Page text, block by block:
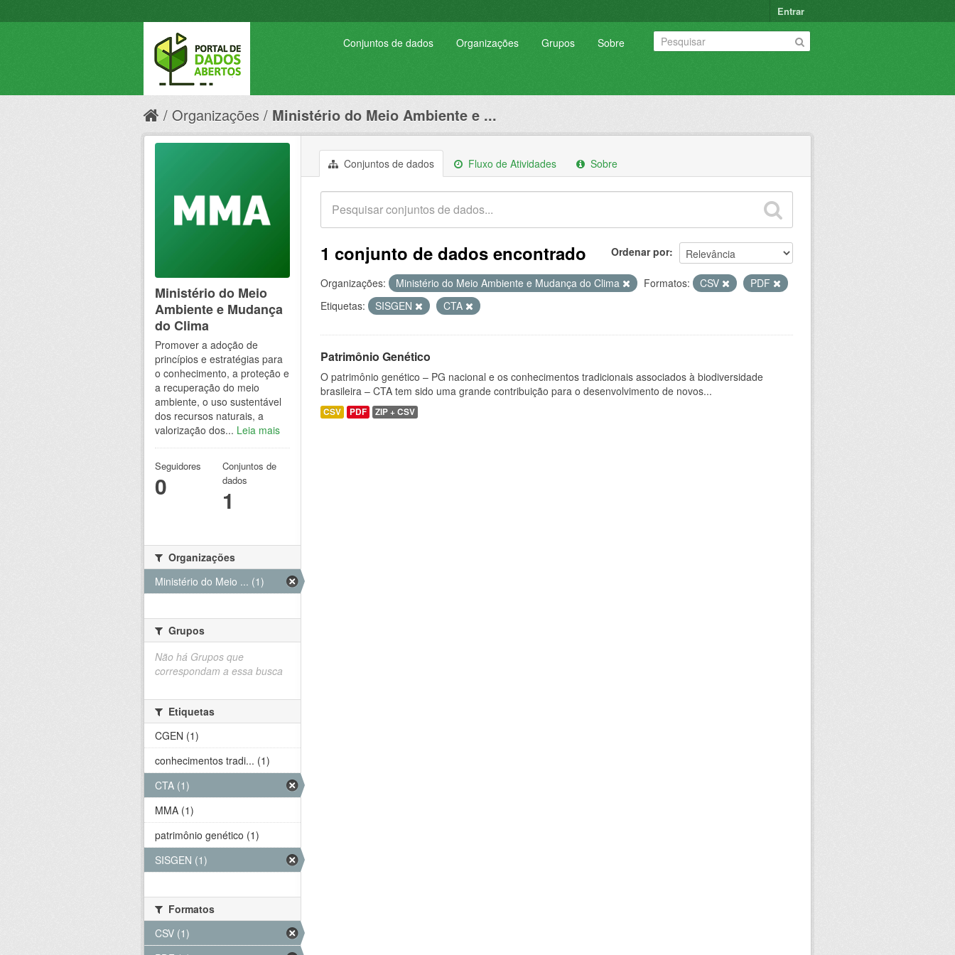
Entrar
Conjuntos de dados Organizações Grupos Sobre
Organizações Ministério do Meio Ambiente e ...
Conjuntos de dados Fluxo de Atividades Sobre
Ordenar por
1 conjunto de dados encontrado
Organizações: Ministério do Meio Ambiente e Mudança do Clima Formatos: CSV
PDF
Etiquetas:
SISGEN CTA
Patrimônio Genético
O patrimônio genético – PG nacional e os conhecimentos tradicionais associados à biodiversidade
brasileira – CTA tem sido uma grande contribuição para o desenvolvimento de novos...
CSV PDF ZIP + CSV
Ministério do Meio
Ambiente e Mudança
do Clima
Promover a adoção de
princípios e estratégias para
o conhecimento, a proteção e
a recuperação do meio
ambiente, o uso sustentável
dos recursos naturais, a
valorização dos... Leia mais
Seguidores
0
Conjuntos de
dados
1
Organizações
Ministério do Meio ... (1)
Grupos
Não há Grupos que
correspondam a essa busca
Etiquetas
CGEN (1)
conhecimentos tradi... (1)
CTA (1)
MMA (1)
patrimônio genético (1)
SISGEN (1)
Formatos
CSV (1)